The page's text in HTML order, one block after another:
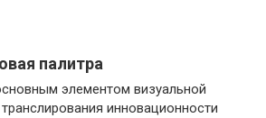
палитра
элементом визуальной
инновационности